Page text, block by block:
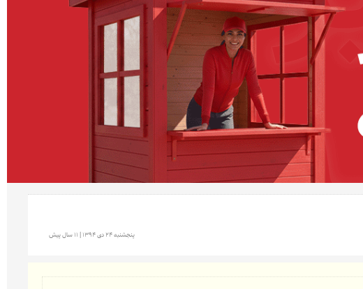
پنجشنبه 24 دی 1394 | 11 سال پیش